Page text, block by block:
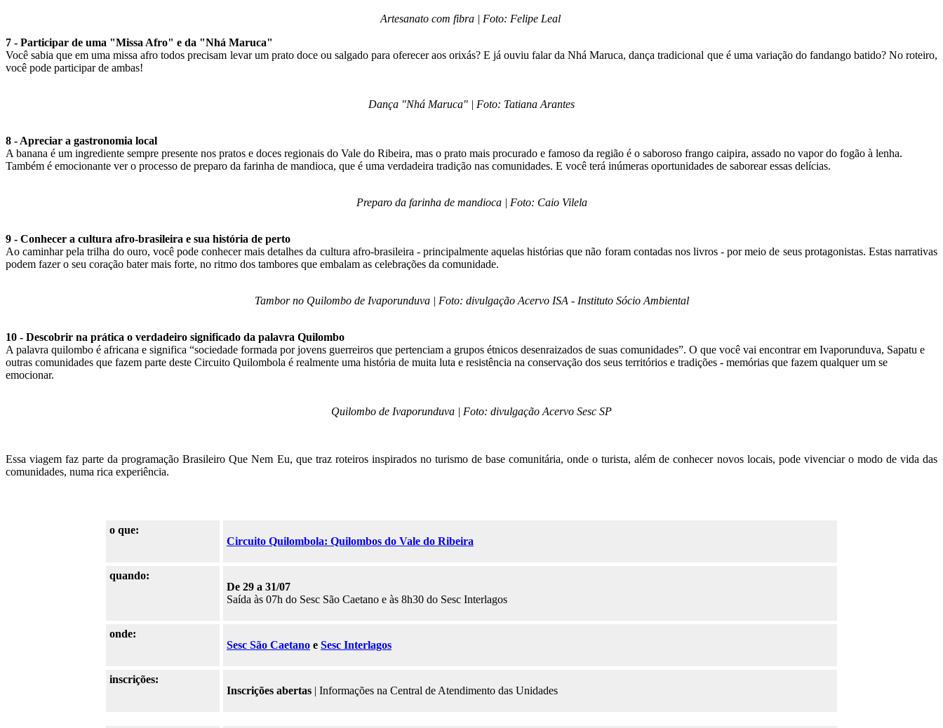
Artesanato com fibra | Foto: Felipe Leal
7 - Participar de uma "Missa Afro" e da "Nhá Maruca"
Você sabia que em uma missa afro todos precisam levar um prato doce ou salgado para oferecer aos orixás? E já ouviu falar da Nhá Maruca, dança tradicional que é uma variação do fandango batido? No roteiro,
você pode participar de ambas!
Dança "Nhá Maruca" | Foto: Tatiana Arantes
8 - Apreciar a gastronomia local
A banana é um ingrediente sempre presente nos pratos e doces regionais do Vale do Ribeira, mas o prato mais procurado e famoso da região é o saboroso frango caipira, assado no vapor do fogão à lenha.
Também é emocionante ver o processo de preparo da farinha de mandioca, que é uma verdadeira tradição nas comunidades. E você terá inúmeras oportunidades de saborear essas delícias.
Preparo da farinha de mandioca | Foto: Caio Vilela
9 - Conhecer a cultura afro-brasileira e sua história de perto
Ao caminhar pela trilha do ouro, você pode conhecer mais detalhes da cultura afro-brasileira - principalmente aquelas histórias que não foram contadas nos livros - por meio de seus protagonistas. Estas narrativas
podem fazer o seu coração bater mais forte, no ritmo dos tambores que embalam as celebrações da comunidade.
Tambor no Quilombo de Ivaporunduva | Foto: divulgação Acervo ISA - Instituto Sócio Ambiental
10 - Descobrir na prática o verdadeiro significado da palavra Quilombo
A palavra quilombo é africana e significa “sociedade formada por jovens guerreiros que pertenciam a grupos étnicos desenraizados de suas comunidades”. O que você vai encontrar em Ivaporunduva, Sapatu e
outras comunidades que fazem parte deste Circuito Quilombola é realmente uma história de muita luta e resistência na conservação dos seus territórios e tradições - memórias que fazem qualquer um se
emocionar.
Quilombo de Ivaporunduva | Foto: divulgação Acervo Sesc SP
Essa viagem faz parte da programação Brasileiro Que Nem Eu, que traz roteiros inspirados no turismo de base comunitária, onde o turista, além de conhecer novos locais, pode vivenciar o modo de vida das
comunidades, numa rica experiência.
o que:
Circuito Quilombola: Quilombos do Vale do Ribeira
quando:
De 29 a 31/07
Saída às 07h do Sesc São Caetano e às 8h30 do Sesc Interlagos
onde:
Sesc São Caetano e Sesc Interlagos
inscrições:
Inscrições abertas | Informações na Central de Atendimento das Unidades